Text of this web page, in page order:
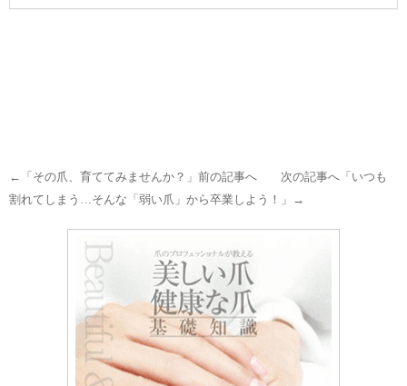
←「 その爪、育ててみませんか？ 」前の記事へ 次の記事へ「 いつも
割れてしまう…そんな「弱い爪」から卒業しよう！
」→